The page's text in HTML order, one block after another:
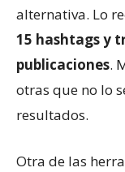
alternativa. Lo
15 hashtags y
publicaciones.
otras que no lo
resultados.
Otra de las